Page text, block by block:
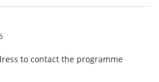
to contact the programme